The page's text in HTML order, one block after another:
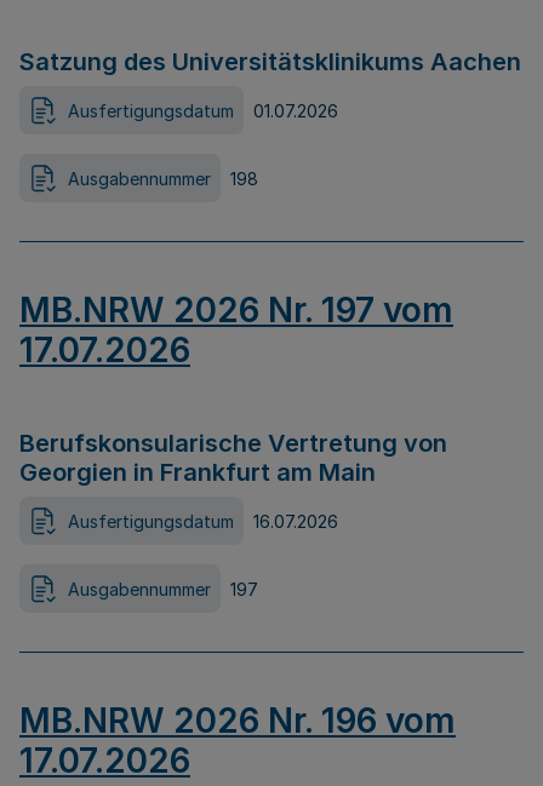
Satzung des Universitätsklinikums Aachen
Ausfertigungsdatum 01.07.2026
Ausgabennummer 198
MB.NRW 2026 Nr. 197 vom
17.07.2026
Berufskonsularische Vertretung von
Georgien in Frankfurt am Main
Ausfertigungsdatum 16.07.2026
Ausgabennummer 197
MB.NRW 2026 Nr. 196 vom
17.07.2026